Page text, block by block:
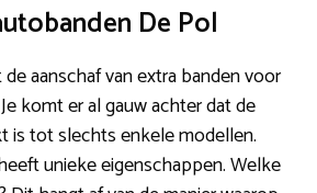
De Pol
aanschaf van extra banden voor
komt er al gauw achter dat de
is tot slechts enkele modellen.
unieke eigenschappen. Welke